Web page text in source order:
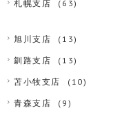
札幌支店 (63)
旭川支店 (13)
釧路支店 (13)
苫小牧支店 (10)
青森支店 (9)